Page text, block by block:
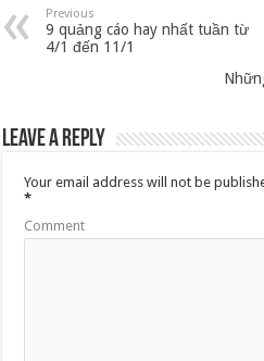
Previous
9 quảng cáo hay nhất tuần từ
4/1 đến 11/1
Leave a Reply
Your email address will not be
*
Comment